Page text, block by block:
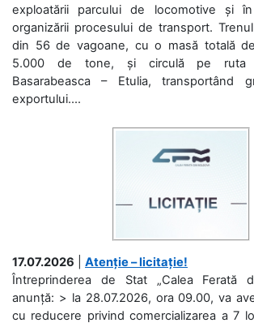
exploatării parcului de locomotive și în
organizării procesului de transport.
din 56 de vagoane, cu o masă totală
5.000 de tone, și circulă pe ruta
Basarabeasca – Etulia, transportând
exportului....
17.07.2026
Atenție – licitație!
Întreprinderea de Stat „Calea Ferată
anunță: > la 28.07.2026, ora 09.00, va
cu reducere privind comercializarea a 7